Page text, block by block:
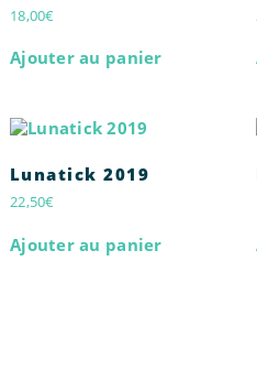
18,00€
Ajouter au panier
Lunatick 2019
22,50€
Ajouter au panier